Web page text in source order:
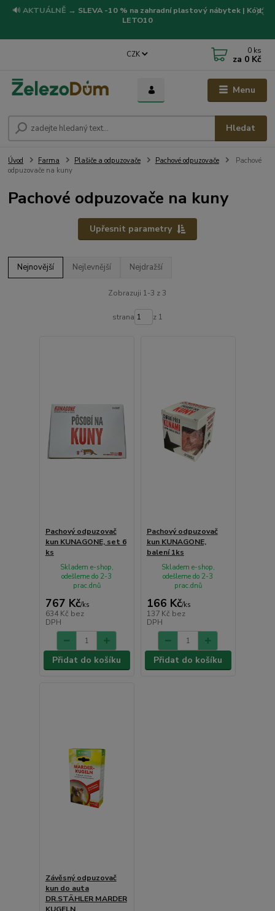
🔊 AKTUÁLNĚ → SLEVA -10 % na zahradní plastový nábytek | Kód:
LETO10
Menu
CZK
Hledat
0 ks
za 0 Kč
Úvod Farma Plašiče a odpuzovače Pachové odpuzovače
Pachové
odpuzovače na kuny
Pachové odpuzovače na kuny
Upřesnit parametry
Nejnovější Nejlevnější Nejdražší
Zobrazuji 1-3 z 3
strana z 1
Pachový odpuzovač
kun KUNAGONE, set 6
ks
767 Kč/ks
634 Kč bez
DPH
Skladem e-shop,
odešleme do 2-3
prac.dnů
Přidat do košíku
Pachový odpuzovač
kun KUNAGONE,
balení 1ks
166 Kč/ks
137 Kč bez
DPH
Skladem e-shop,
odešleme do 2-3
prac.dnů
Přidat do košíku
Závěsný odpuzovač
kun do auta
DR.STÄHLER MARDER
KUGELN